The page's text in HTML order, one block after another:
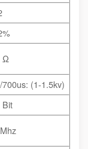
Ω
700us: (1-1.5kv)
Bit